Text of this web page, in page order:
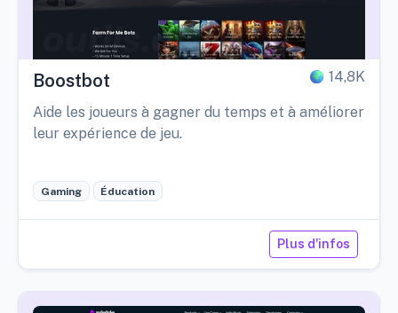
Boostbot 14,8K
Aide les joueurs à gagner du temps et à améliorer
leur expérience de jeu.
Gaming Éducation
Plus d'infos